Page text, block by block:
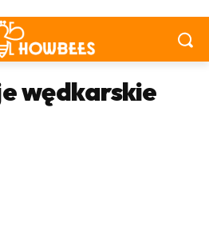
wędkarskie